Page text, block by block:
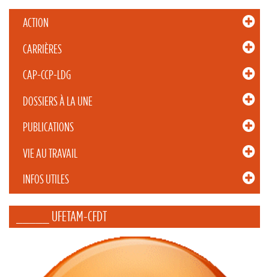
ACTION
CARRIÈRES
CAP-CCP-LDG
DOSSIERS À LA UNE
PUBLICATIONS
VIE AU TRAVAIL
INFOS UTILES
_____ UFETAM-CFDT